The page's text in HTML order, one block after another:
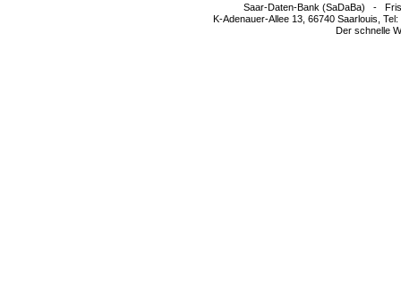
Saar-Daten-Bank (SaDaBa) -
K-Adenauer-Allee 13, 66740 Saarlouis,
Der schnelle